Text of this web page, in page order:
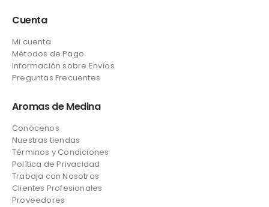
Cuenta
Mi cuenta
Métodos de Pago
Información sobre Envíos
Preguntas Frecuentes
Aromas de Medina
Conócenos
Nuestras tiendas
Términos y Condiciones
Política de Privacidad
Trabaja con Nosotros
Clientes Profesionales
Proveedores